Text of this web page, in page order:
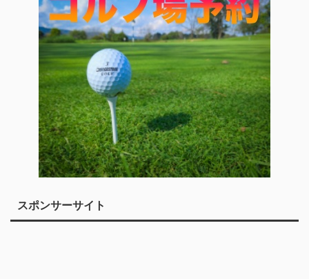
スポンサーサイト